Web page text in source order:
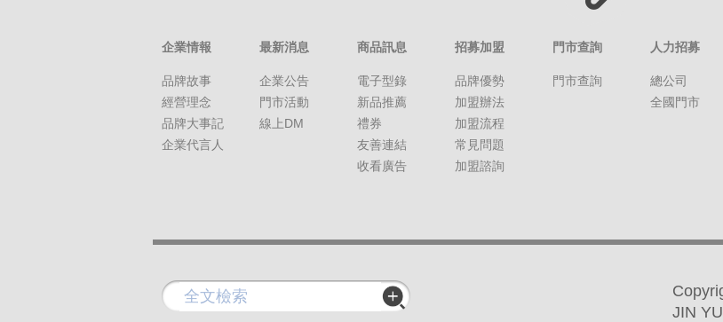
企業情報
品牌故事
經營理念
品牌大事記
企業代言人
最新消息
企業公告
門市活動
線上DM
商品訊息
電子型錄
新品推薦
禮券
友善連結
收看廣告
招募加盟
品牌優勢
加盟辦法
加盟流程
常見問題
加盟諮詢
門市查詢
門市查詢
人力招募
總公司
全國門市
JIN